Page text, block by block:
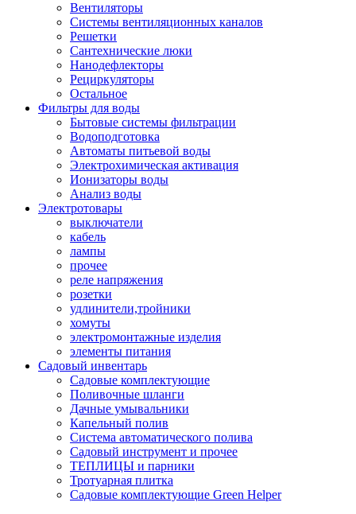
Вентиляторы
Системы вентиляционных каналов
Решетки
Сантехнические люки
Нанодефлекторы
Рециркуляторы
Остальное
Фильтры для воды
Бытовые системы фильтрации
Водоподготовка
Автоматы питьевой воды
Электрохимическая активация
Ионизаторы воды
Анализ воды
Электротовары
выключатели
кабель
лампы
прочее
реле напряжения
розетки
удлинители,тройники
хомуты
электромонтажные изделия
элементы питания
Садовый инвентарь
Садовые комплектующие
Поливочные шланги
Дачные умывальники
Капельный полив
Система автоматического полива
Садовый инструмент и прочее
ТЕПЛИЦЫ и парники
Тротуарная плитка
Садовые комплектующие Green Helper